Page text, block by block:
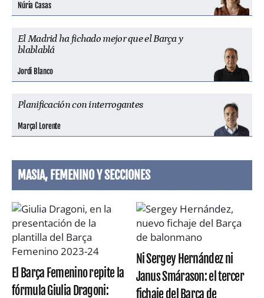
Núria Casas
El Madrid ha fichado mejor que el Barça y
blablablá
Jordi Blanco
Planificación con interrogantes
Marçal Lorente
MASIA, FEMENINO Y SECCIONES
El Barça Femenino repite la
fórmula Giulia Dragoni:
Ni Sergey Hernández ni
Janus Smárason: el tercer
fichaje del Barça de